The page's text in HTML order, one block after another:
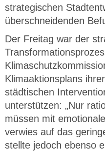
strategischen
überschneidenden
Der Freitag war der
Klimaaktionsplans
städtischen
unterstützen: „Nur
müssen mit
verwies auf das
stellte jedoch ebenso